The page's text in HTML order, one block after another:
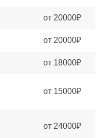
от 20000₽
от 20000₽
от 18000₽
от 15000₽
от 24000₽